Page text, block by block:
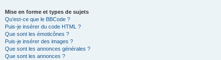
Mise en forme et types de sujets
Qu’est-ce que le BBCode ?
Puis-je insérer du code HTML ?
Que sont les émoticônes ?
Puis-je insérer des images ?
Que sont les annonces générales ?
Que sont les annonces ?